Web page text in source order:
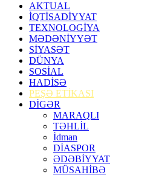
AKTUAL
İQTİSADİYYAT
TEXNOLOGİYA
MƏDƏNİYYƏT
SİYASƏT
DÜNYA
SOSİAL
HADİSƏ
PEŞƏ ETİKASI
DİGƏR
MARAQLI
TƏHLİL
İdman
DİASPOR
ƏDƏBİYYAT
MÜSAHİBƏ